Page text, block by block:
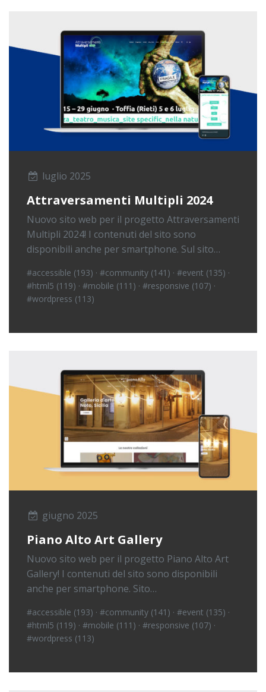
luglio 2025
Attraversamenti Multipli 2024
Nuovo sito web per il progetto Attraversamenti
Multipli 2024! I contenuti del sito sono
disponibili anche per smartphone. Sul sito…
#accessible (193) · #community (141) · #event (135) ·
#html5 (119) · #mobile (111) · #responsive (107) ·
#wordpress (113)
giugno 2025
Piano Alto Art Gallery
Nuovo sito web per il progetto Piano Alto Art
Gallery! I contenuti del sito sono disponibili
anche per smartphone. Sito…
#accessible (193) · #community (141) · #event (135) ·
#html5 (119) · #mobile (111) · #responsive (107) ·
#wordpress (113)